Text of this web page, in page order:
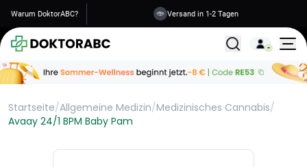
Warum DoktorABC? Versand in 1-2 Tagen
Alle
Startseite/Allgemeine Medizin/Medizinisches Cannabis/
Avaay 24/1 BPM Baby Pam